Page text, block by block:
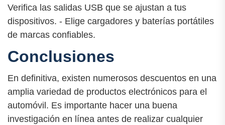
Verifica las salidas USB que se ajustan a tus
dispositivos. - Elige cargadores y baterías portátiles
de marcas confiables.
Conclusiones
En definitiva, existen numerosos descuentos en una
amplia variedad de productos electrónicos para el
automóvil. Es importante hacer una buena
investigación en línea antes de realizar cualquier